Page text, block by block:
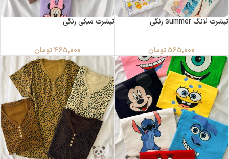
تیشرت لانگ summer رنگی
565,000 تومان
تیشرت میکی رنگی
465,000 تومان